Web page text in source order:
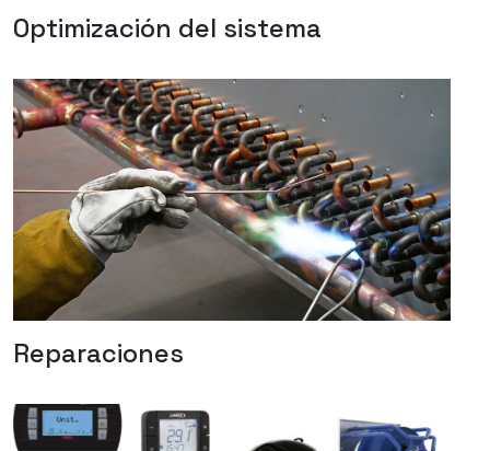
Optimización del sistema
Reparaciones